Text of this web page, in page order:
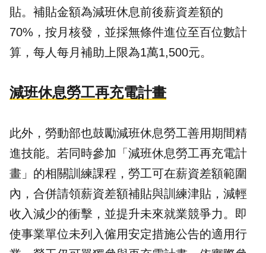
貼。補貼金額為減班休息前後薪資差額的
70%，按月核發，並採無條件進位至百位數計
算，每人每月補助上限為1萬1,500元。
減班休息勞工再充電計畫
此外，勞動部也鼓勵減班休息勞工善用期間精
進技能。若同時參加「減班休息勞工再充電計
畫」的相關訓練課程，勞工可在薪資差額範圍
內，合併請領薪資差額補貼與訓練津貼，減輕
收入減少的衝擊，並提升未來就業競爭力。即
使事業單位未列入僱用安定措施公告的適用行